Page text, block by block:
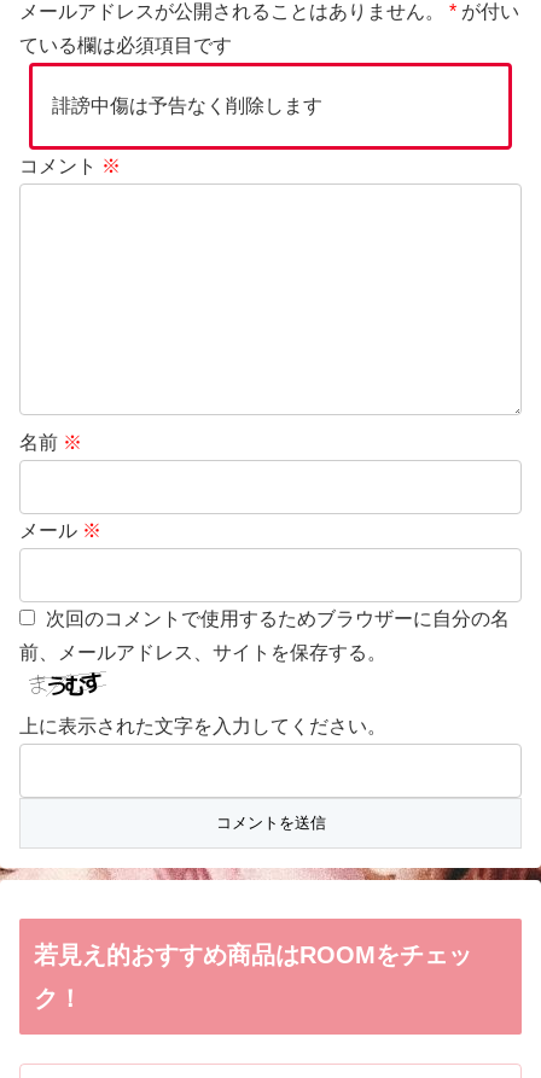
メールアドレスが公開されることはありません。 * が付い
ている欄は必須項目です
誹謗中傷は予告なく削除します
コメント ※
名前 ※
メール ※
次回のコメントで使用するためブラウザーに自分の名
前、メールアドレス、サイトを保存する。
上に表示された文字を入力してください。
若見え的おすすめ商品はROOMをチェッ
ク！